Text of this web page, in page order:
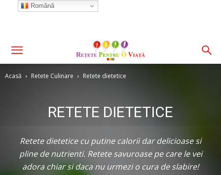
Acasă Retete Culinare Retete dietetice
RETETE DIETETICE
Retete dietetice cu putine calorii dar delicioase si
pline de nutrienti. Retete savuroase pe care le vei
adora chiar si daca nu urmezi o cura de slabire!
Română